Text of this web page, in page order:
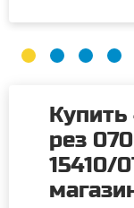
рез
15410/